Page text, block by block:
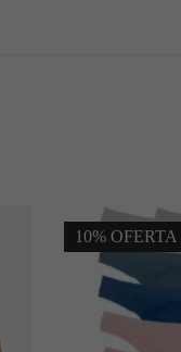
10% OFERTA